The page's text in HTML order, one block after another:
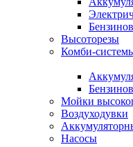
Высоторезы
Комби-
Мойки
Воздуходувки
Насосы